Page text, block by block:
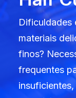
DIGIDELTA
Dificuldades
materiais
finos?
frequentes